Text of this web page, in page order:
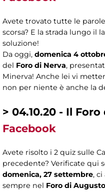
Avete trovato tutte le
scorsa? E la strada lungo il
soluzione!
Da oggi, domenica 4
del Foro di Nerva,
Minerva! Anche lei vi
non per niente è anche la
> 04.10.20 - Il
Facebook
Avete risolto i 2 quiz sulle
precedente? Verificate qui
domenica, 27 settembre, ci
sempre nel Foro di